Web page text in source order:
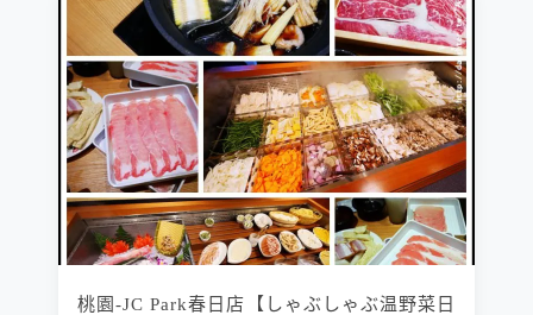
桃園-JC Park春日店【しゃぶしゃぶ温野菜日